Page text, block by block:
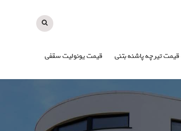
تیرچه پاشنه بتنی قیمت یونولیت سقفی